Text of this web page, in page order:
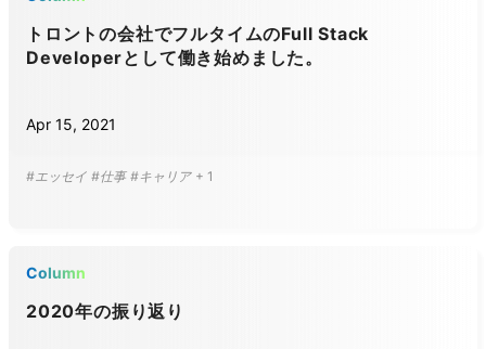
トロントの会社でフルタイムのFull Stack
Developerとして働き始めました。
Apr 15, 2021
#エッセイ #仕事 #キャリア + 1
Column
2020年の振り返り